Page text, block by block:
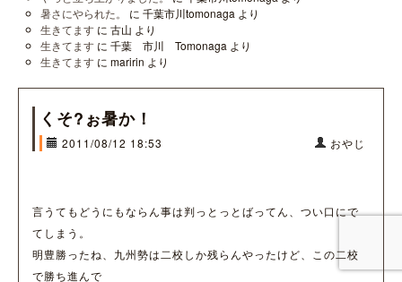
暑さにやられた。
に 千葉市川tomonaga より
生きてます に 古山 より
生きてます に 千葉 市川 Tomonaga より
生きてます に maririn より
くそ?ぉ暑か！
2011/08/12 18:53 おやじ
言うてもどうにもならん事は判っとっとばってん、つい口にで
てしまう。
明豊勝ったね、九州勢は二校しか残らんやったけど、この二校
で勝ち進んで